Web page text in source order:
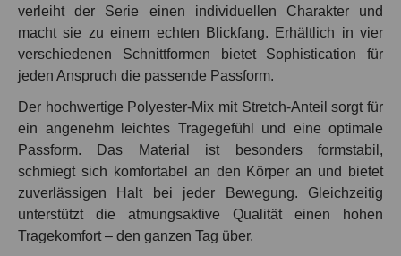
verleiht der Serie einen individuellen Charakter und
macht sie zu einem echten Blickfang. Erhältlich in vier
verschiedenen Schnittformen bietet Sophistication für
jeden Anspruch die passende Passform.
Der hochwertige Polyester-Mix mit Stretch-Anteil sorgt für
ein angenehm leichtes Tragegefühl und eine optimale
Passform. Das Material ist besonders formstabil,
schmiegt sich komfortabel an den Körper an und bietet
zuverlässigen Halt bei jeder Bewegung. Gleichzeitig
unterstützt die atmungsaktive Qualität einen hohen
Tragekomfort – den ganzen Tag über.